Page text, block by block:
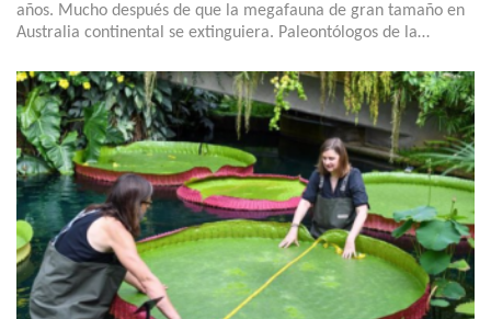
años. Mucho después de que la megafauna de gran tamaño en
Australia continental se extinguiera. Paleontólogos de la…